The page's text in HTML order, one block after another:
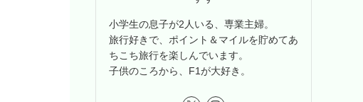
小学生の息子が2人いる、専業主婦。
旅行好きで、ポイント＆マイルを貯めてあ
ちこち旅行を楽しんでいます。
子供のころから、F1が大好き。